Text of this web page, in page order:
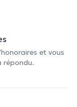
et vous
répondu.